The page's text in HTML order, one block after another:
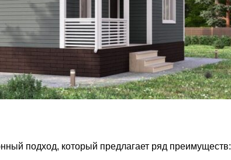
подход, который предлагает ряд преимуществ: